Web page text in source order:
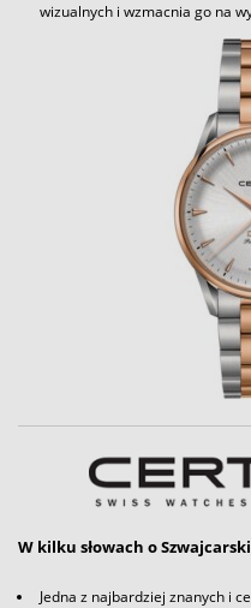
wizualnych i wzmacnia go na
W kilku słowach o
Jedna z najbardziej znanych i